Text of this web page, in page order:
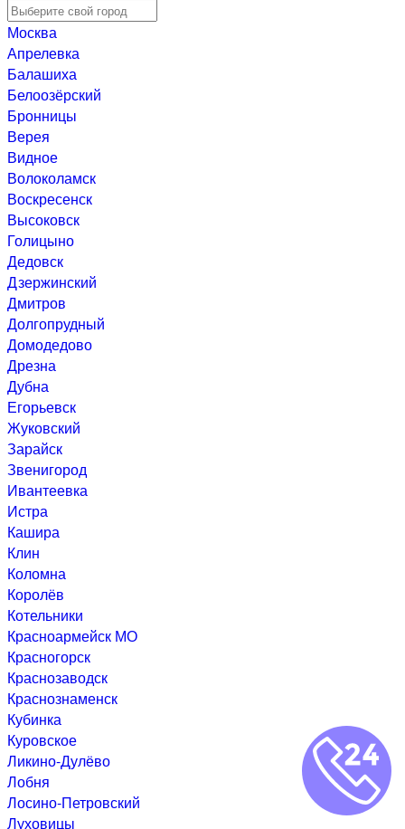
Москва
Апрелевка
Балашиха
Белоозёрский
Бронницы
Верея
Видное
Волоколамск
Воскресенск
Высоковск
Голицыно
Дедовск
Дзержинский
Дмитров
Долгопрудный
Домодедово
Дрезна
Дубна
Егорьевск
Жуковский
Зарайск
Звенигород
Ивантеевка
Истра
Кашира
Клин
Коломна
Королёв
Котельники
Красноармейск МО
Красногорск
Краснозаводск
Краснознаменск
Кубинка
Куровское
Ликино-Дулёво
Лобня
Лосино-Петровский
Луховицы